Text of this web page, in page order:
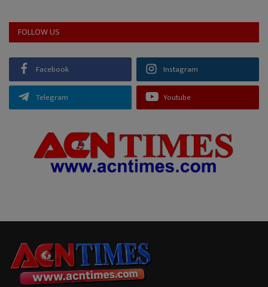
FOLLOW US
Facebook Instagram
Telegram Youtube